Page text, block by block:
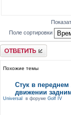
Поле сортировки
Ответить
Похожие темы
Стук в
движении
Universal в форуме Golf IV